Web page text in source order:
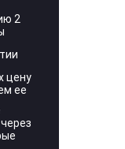
2
цену
ее